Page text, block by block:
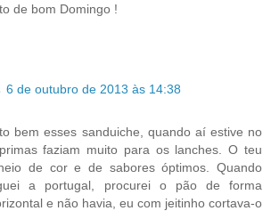
de bom Domingo !
6 de outubro de 2013 às 14:38
bem esses sanduiche, quando aí estive no
faziam muito para os lanches. O teu
de cor e de sabores óptimos. Quando
a portugal, procurei o pão de forma
e não havia, eu com jeitinho cortava-o